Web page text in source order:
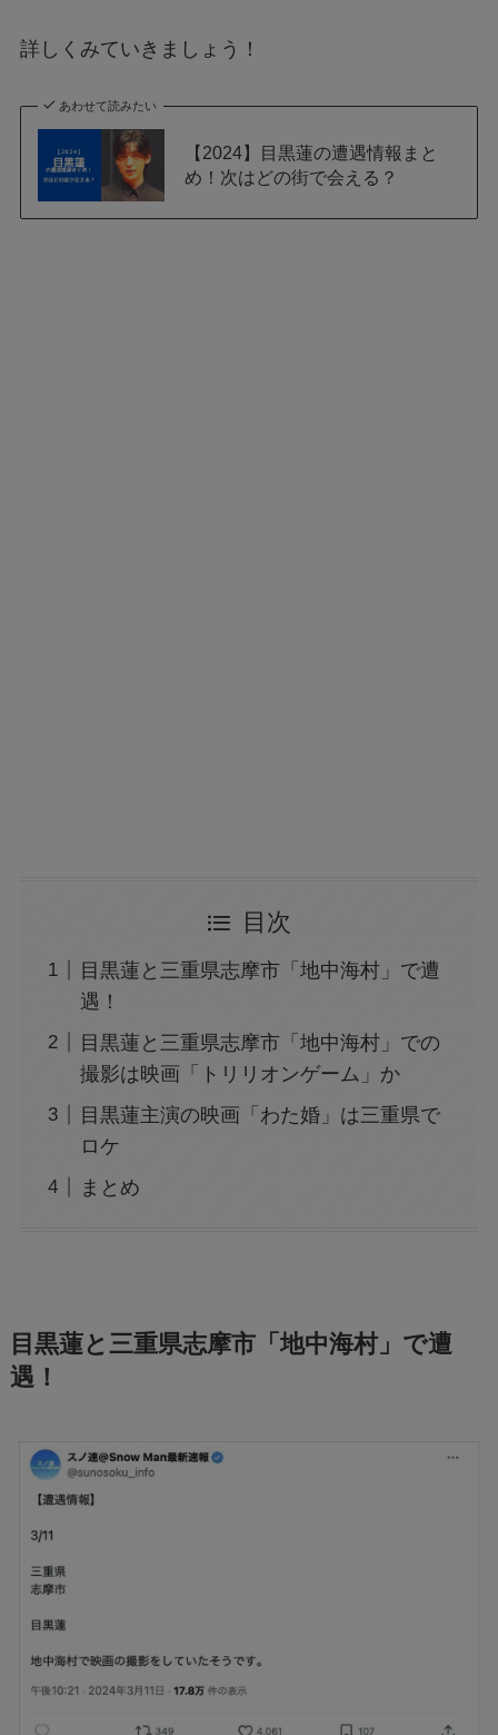
詳しくみていきましょう！
あわせて読みたい
【2024】目黒蓮の遭遇情報まと
め！次はどの街で会える？
目次
目黒蓮と三重県志摩市「地中海村」で遭
遇！
目黒蓮と三重県志摩市「地中海村」での
撮影は映画「トリリオンゲーム」か
目黒蓮主演の映画「わた婚」は三重県で
ロケ
まとめ
目黒蓮と三重県志摩市「地中海村」で遭
遇！